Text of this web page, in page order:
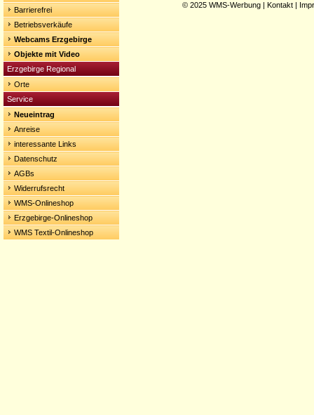
Barrierefrei
Betriebsverkäufe
Webcams Erzgebirge
Objekte mit Video
Erzgebirge Regional
Orte
Service
Neueintrag
Anreise
interessante Links
Datenschutz
AGBs
Widerrufsrecht
WMS-Onlineshop
Erzgebirge-Onlineshop
WMS Textil-Onlineshop
© 2025 WMS-Werbung | Kontakt |